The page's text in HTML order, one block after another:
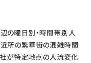
の曜日別・時間帯別人
所の繁華街の混雑時間
社が特定地点の人流変化